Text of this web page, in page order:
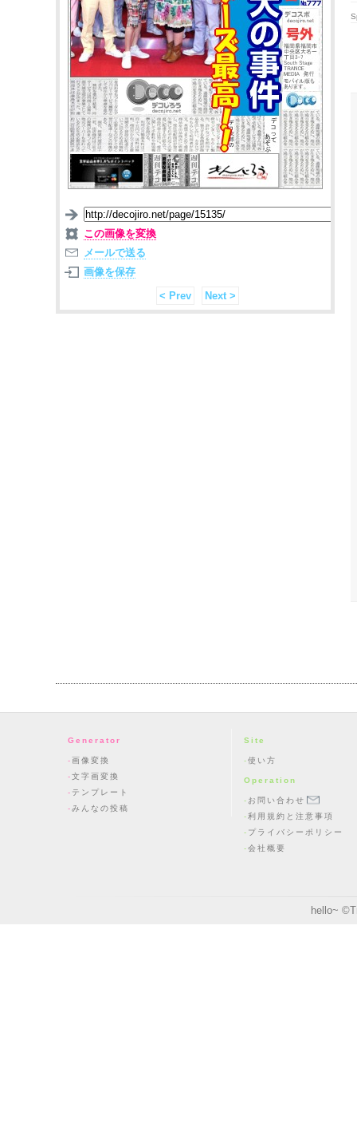
この画像を変換
メールで送る
画像を保存
< Prev
Next >
Generator
画像変換
文字画変換
テンプレート
みんなの投稿
Site
使い方
Operation
お問い合わせ
利用規約と注意事項
プライバシーポリシー
会社概要
hello~ ©